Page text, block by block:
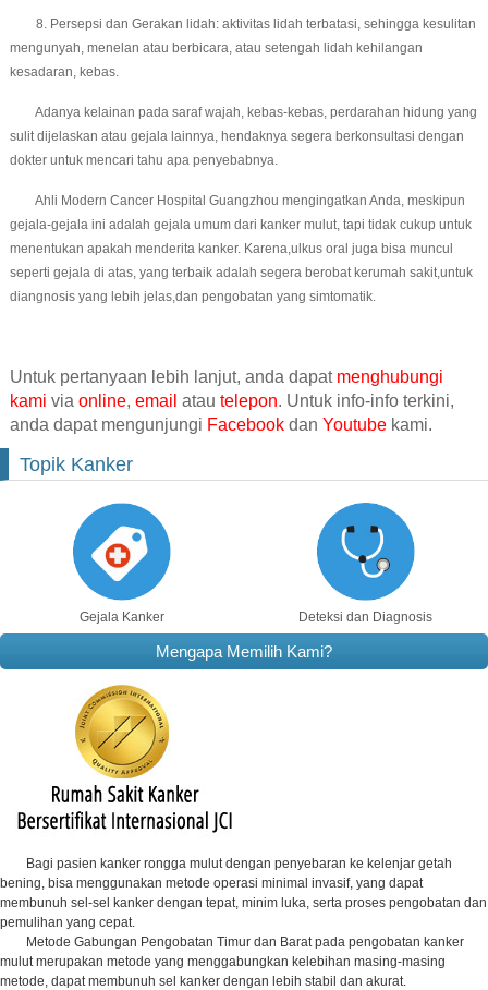
8. Persepsi dan Gerakan lidah: aktivitas lidah terbatasi, sehingga kesulitan
mengunyah, menelan atau berbicara, atau setengah lidah kehilangan
kesadaran, kebas.
Adanya kelainan pada saraf wajah, kebas-kebas, perdarahan hidung yang
sulit dijelaskan atau gejala lainnya, hendaknya segera berkonsultasi dengan
dokter untuk mencari tahu apa penyebabnya.
Ahli Modern Cancer Hospital Guangzhou mengingatkan Anda, meskipun
gejala-gejala ini adalah gejala umum dari kanker mulut, tapi tidak cukup untuk
menentukan apakah menderita kanker. Karena,ulkus oral juga bisa muncul
seperti gejala di atas, yang terbaik adalah segera berobat kerumah sakit,untuk
diangnosis yang lebih jelas,dan pengobatan yang simtomatik.
Untuk pertanyaan lebih lanjut, anda dapat menghubungi
kami via online, email atau telepon. Untuk info-info terkini,
anda dapat mengunjungi Facebookdan Youtubekami.
Topik Kanker
Gejala Kanker Deteksi dan Diagnosis
Mengapa Memilih Kami?
Bagi pasien kanker rongga mulut dengan penyebaran ke kelenjar getah
bening, bisa menggunakan metode operasi minimal invasif, yang dapat
membunuh sel-sel kanker dengan tepat, minim luka, serta proses pengobatan dan
pemulihan yang cepat.
Metode Gabungan Pengobatan Timur dan Barat pada pengobatan kanker
mulut merupakan metode yang menggabungkan kelebihan masing-masing
metode, dapat membunuh sel kanker dengan lebih stabil dan akurat.